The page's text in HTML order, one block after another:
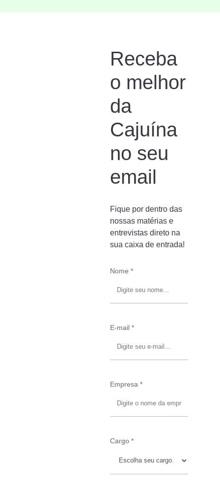
Receba
o melhor
da
Cajuína
no seu
email
Fique por dentro das
nossas matérias e
entrevistas direto na
sua caixa de entrada!
Nome *
E-mail *
Empresa *
Cargo *